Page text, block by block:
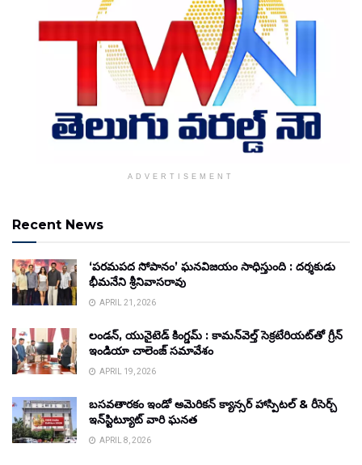
ADVERTISEMENT
Recent News
‘పరమపద సోపానం’ ఘనవిజయం సాధిస్తుంది : దర్శకుడు
భీమనేని శ్రీనివాసరావు
APRIL 21, 2026
లండన్, యునైటెడ్ కింగ్డమ్ : కామన్‌వెల్త్ సెక్రటేరియట్‌తో గ్రీన్
ఇండియా చాలెంజ్ సమావేశం
APRIL 19, 2026
బసవతారకం ఇండో అమెరికన్ క్యాన్సర్ హాస్పిటల్ & రీసెర్చ్
ఇన్‌స్టిట్యూట్ వారి ఘనత
APRIL 8, 2026